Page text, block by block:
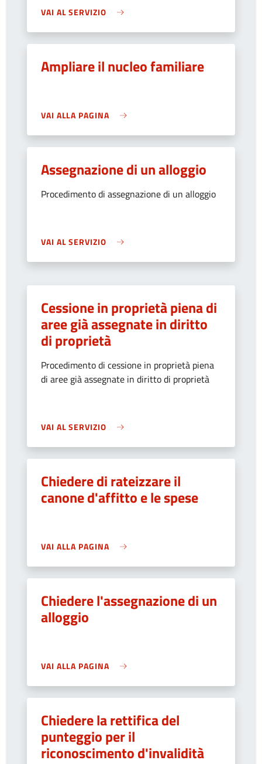
VAI AL SERVIZIO
Ampliare il nucleo familiare
VAI ALLA PAGINA
Assegnazione di un alloggio
Procedimento di assegnazione di un alloggio
VAI AL SERVIZIO
Cessione in proprietà piena di
aree già assegnate in diritto
di proprietà
Procedimento di cessione in proprietà piena
di aree già assegnate in diritto di proprietà
VAI AL SERVIZIO
Chiedere di rateizzare il
canone d'affitto e le spese
VAI ALLA PAGINA
Chiedere l'assegnazione di un
alloggio
VAI ALLA PAGINA
Chiedere la rettifica del
punteggio per il
riconoscimento d'invalidità